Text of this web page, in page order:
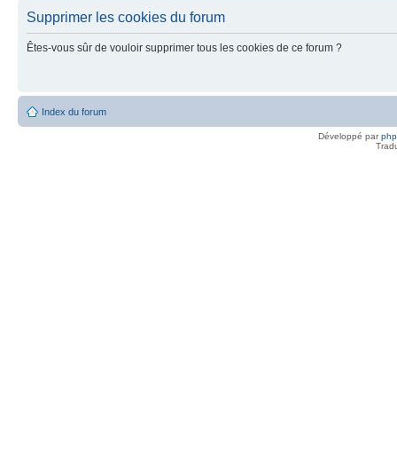
Supprimer les cookies du forum
Êtes-vous sûr de vouloir supprimer tous les cookies de ce forum ?
Index du forum
Développé par